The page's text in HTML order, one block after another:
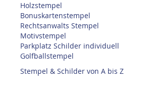
Holzstempel
Bonuskartenstempel
Rechtsanwalts Stempel
Motivstempel
Parkplatz Schilder individuell
Golfballstempel
Stempel & Schilder von A bis Z